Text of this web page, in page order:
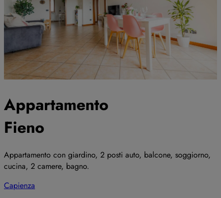
Appartamento
Fieno
Appartamento con giardino, 2 posti auto, balcone, soggiorno,
cucina, 2 camere, bagno.
Capienza